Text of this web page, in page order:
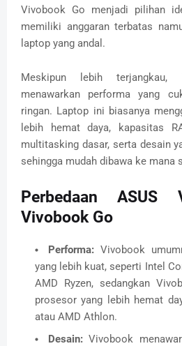
Vivobook Go menjadi pilihan
memiliki anggaran terbatas
laptop yang andal.
Meskipun lebih
menawarkan performa yang
ringan. Laptop ini biasanya
lebih hemat daya, kapasitas
multitasking dasar, serta desain
sehingga mudah dibawa ke mana
Perbedaan ASUS
Vivobook Go
Performa: Vivobook
yang lebih kuat, seperti Intel
AMD Ryzen, sedangkan
prosesor yang lebih hemat
atau AMD Athlon.
Desain:Vivobook